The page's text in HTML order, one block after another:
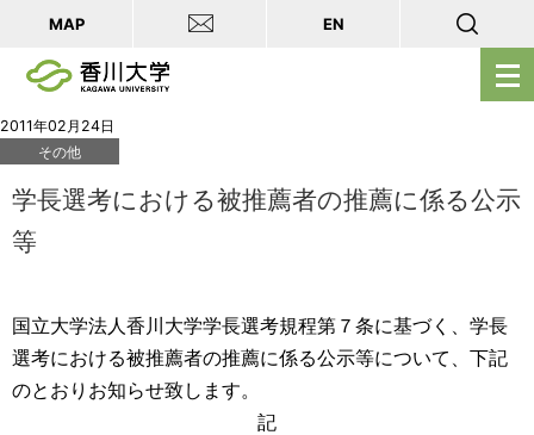
メ
ニ
を
MAP EN
2011年02月24日
その他
学長選考における被推薦者の推薦に係る公示
等
国立大学法人香川大学学長選考規程第７条に基づく、学長
選考における被推薦者の推薦に係る公示等について、下記
のとおりお知らせ致します。
記